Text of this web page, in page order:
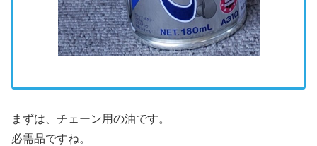
まずは、チェーン用の油です。
必需品ですね。